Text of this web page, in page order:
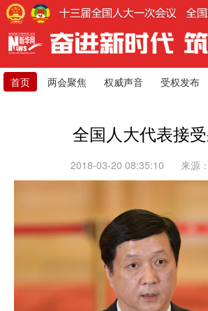
首页 两会聚焦 权威声音 受权发布
全国人大代表接
2018-03-20 08:35:10 来源：